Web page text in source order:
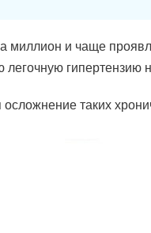
миллион и чаще
легочную гипертензию
осложнение таких